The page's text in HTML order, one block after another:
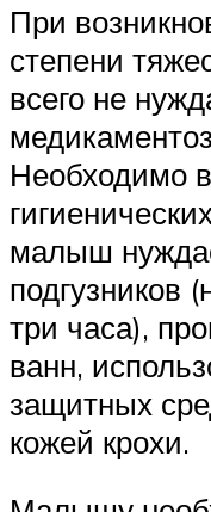
При
степени
всего не
Необходимо
малыш
подгузников
три часа),
ванн,
защитных
кожей крохи.